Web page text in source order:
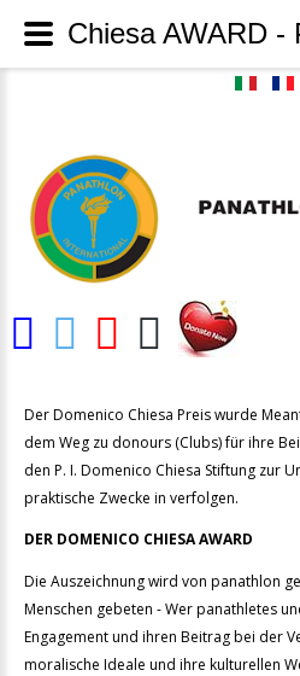
Der Domenico Chiesa Preis wurde
dem Weg zu donours (Clubs) für ihre
den P. I. Domenico Chiesa Stiftung zur
praktische Zwecke in verfolgen.
DER DOMENICO CHIESA AWARD
Die Auszeichnung wird von panathlon
Menschen gebeten - Wer panathletes
Engagement und ihren Beitrag bei der
moralische Ideale und ihre kulturellen